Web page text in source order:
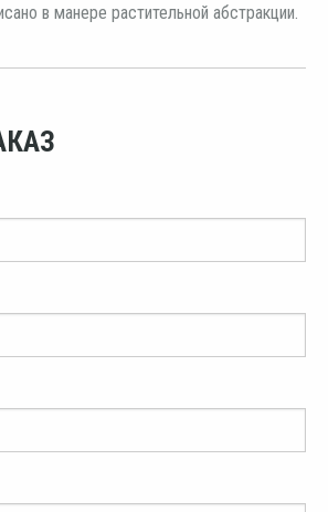
в манере растительной абстракции.